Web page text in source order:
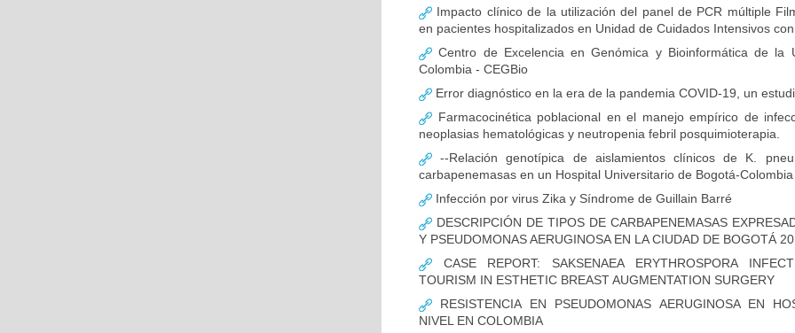
Impacto clínico de la utilización del panel de PCR múltiple
en pacientes hospitalizados en Unidad de Cuidados Intensivos
Centro de Excelencia en Genómica y Bioinformática de la
Colombia - CEGBio
Error diagnóstico en la era de la pandemia COVID-19, un
Farmacocinética poblacional en el manejo empírico de
neoplasias hematológicas y neutropenia febril posquimioterapia.
--Relación genotípica de aislamientos clínicos de K.
carbapenemasas en un Hospital Universitario de Bogotá-
Infección por virus Zika y Síndrome de Guillain Barré
DESCRIPCIÓN DE TIPOS DE CARBAPENEMASAS
Y PSEUDOMONAS AERUGINOSA EN LA CIUDAD DE BOGOTÁ
CASE REPORT: SAKSENAEA ERYTHROSPORA
TOURISM IN ESTHETIC BREAST AUGMENTATION SURGERY
RESISTENCIA EN PSEUDOMONAS AERUGINOSA EN
NIVEL EN COLOMBIA